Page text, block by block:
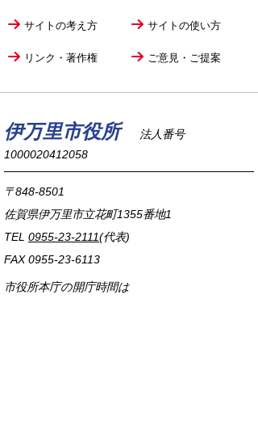
サイトの考え方 サイトの使い方
リンク・著作権 ご意見・ご提案
伊万里市役所
法人番号
1000020412058
〒848-8501
佐賀県伊万里市立花町1355番地1
TEL 0955-23-2111(代表)
FAX 0955-23-6113
市役所本庁の開庁時間は